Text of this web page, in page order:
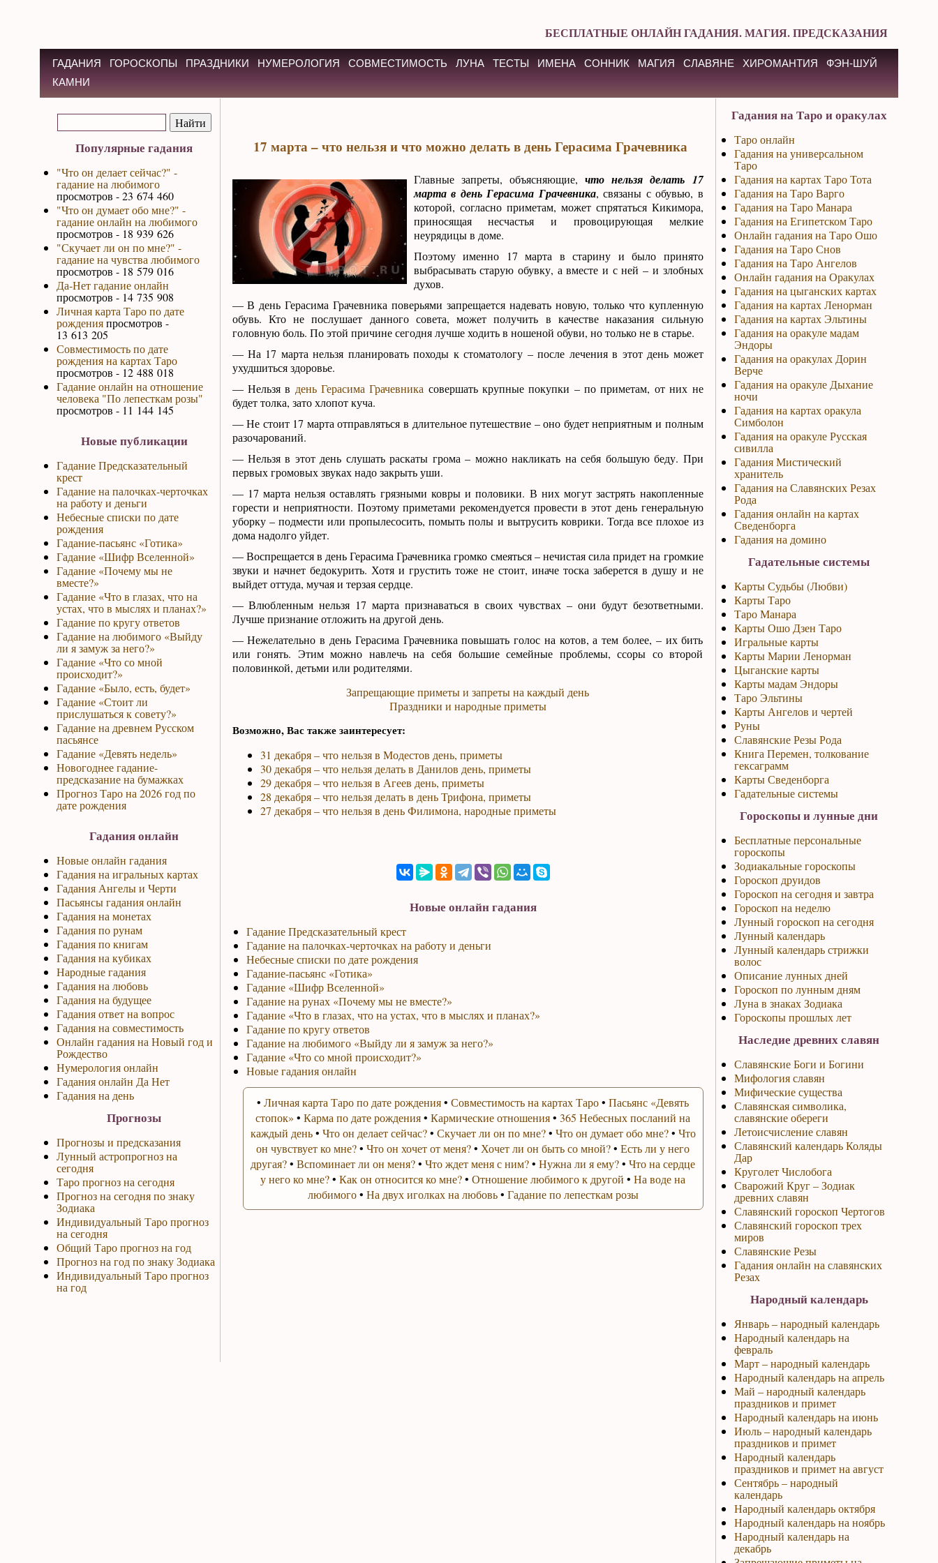
БЕСПЛАТНЫЕ ОНЛАЙН ГАДАНИЯ. МАГИЯ. ПРЕДСКАЗАНИЯ
ГАДАНИЯ ГОРОСКОПЫ ПРАЗДНИКИ НУМЕРОЛОГИЯ СОВМЕСТИМОСТЬ ЛУНА ТЕСТЫ ИМЕНА СОННИК МАГИЯ СЛАВЯНЕ ХИРОМАНТИЯ
ФЭН-ШУЙ
КАМНИ
Популярные гадания
"Что он делает сейчас?" -
гадание на любимого
просмотров - 23 674 460
"Что он думает обо мне?" -
гадание онлайн на любимого
просмотров - 18 939 626
"Скучает ли он по мне?" -
гадание на чувства любимого
просмотров - 18 579 016
Да-Нет гадание онлайн
просмотров - 14 735 908
Личная карта Таро по дате
рожденияпросмотров -
13 613 205
Совместимость по дате
рождения на картах Таро
просмотров - 12 488 018
Гадание онлайн на отношение
человека "По лепесткам розы"
просмотров - 11 144 145
Новые публикации
Гадание Предсказательный
крест
Гадание на палочках-черточках
на работу и деньги
Небесные списки по дате
рождения
Гадание-пасьянс «Готика»
Гадание «Шифр Вселенной»
Гадание «Почему мы не
вместе?»
Гадание «Что в глазах, что на
устах, что в мыслях и планах?»
Гадание по кругу ответов
Гадание на любимого «Выйду
ли я замуж за него?»
Гадание «Что со мной
происходит?»
Гадание «Было, есть, будет»
Гадание «Стоит ли
прислушаться к совету?»
Гадание на древнем Русском
пасьянсе
Гадание «Девять недель»
Новогоднее гадание-
предсказание на бумажках
Прогноз Таро на 2026 год по
дате рождения
Гадания онлайн
Новые онлайн гадания
Гадания на игральных картах
Гадания Ангелы и Черти
Пасьянсы гадания онлайн
Гадания на монетах
Гадания по рунам
Гадания по книгам
Гадания на кубиках
Народные гадания
Гадания на любовь
Гадания на будущее
Гадания ответ на вопрос
Гадания на совместимость
Онлайн гадания на Новый год и
Рождество
Нумерология онлайн
Гадания онлайн Да Нет
Гадания на день
Прогнозы
Прогнозы и предсказания
Лунный астропрогноз на
сегодня
Таро прогноз на сегодня
Прогноз на сегодня по знаку
Зодиака
Индивидуальный Таро прогноз
на сегодня
Общий Таро прогноз на год
Прогноз на год по знаку Зодиака
Индивидуальный Таро прогноз
на год
17 марта – что нельзя и что можно делать в день Герасима Грачевника
Главные запреты, объясняющие, что нельзя делать 17
марта в день Герасима Грачевника, связаны с обувью, в
которой, согласно приметам, может спрятаться Кикимора,
приносящая несчастья и провоцирующая мелкие
неурядицы в доме.
Поэтому именно 17 марта в старину и было принято
выбрасывать старую обувку, а вместе и с ней – и злобных
духов.
— В день Герасима Грачевника поверьями запрещается надевать новую, только что купленную
обувь. Кто не послушает данного совета, может получить в качестве наказания сильную
головную боль. По этой причине сегодня лучше ходить в ношеной обуви, но только не в старье.
— На 17 марта нельзя планировать походы к стоматологу – после лечения в этот день может
ухудшиться здоровье.
— Нельзя в день Герасима Грачевника совершать крупные покупки – по приметам, от них не
будет толка, зато хлопот куча.
— Не стоит 17 марта отправляться в длительное путешествие – оно будет неприятным и полным
разочарований.
— Нельзя в этот день слушать раскаты грома – можно накликать на себя большую беду. При
первых громовых звуках надо закрыть уши.
— 17 марта нельзя оставлять грязными ковры и половики. В них могут застрять накопленные
горести и неприятности. Поэтому приметами рекомендуется провести в этот день генеральную
уборку – подмести или пропылесосить, помыть полы и вытрусить коврики. Тогда все плохое из
дома надолго уйдет.
— Воспрещается в день Герасима Грачевника громко смеяться – нечистая сила придет на громкие
звуки и начнет бедокурить. Хотя и грустить тоже не стоит, иначе тоска заберется в душу и не
выйдет оттуда, мучая и терзая сердце.
— Влюбленным нельзя 17 марта признаваться в своих чувствах – они будут безответными.
Лучше признание отложить на другой день.
— Нежелательно в день Герасима Грачевника повышать голос на котов, а тем более, – их бить
или гонять. Этим можно навлечь на себя большие семейные проблемы, ссоры со второй
половинкой, детьми или родителями.
Запрещающие приметы и запреты на каждый день
Праздники и народные приметы
Возможно, Вас также заинтересует:
31 декабря – что нельзя в Модестов день, приметы
30 декабря – что нельзя делать в Данилов день, приметы
29 декабря – что нельзя в Агеев день, приметы
28 декабря – что нельзя делать в день Трифона, приметы
27 декабря – что нельзя в день Филимона, народные приметы
Новые онлайн гадания
Гадание Предсказательный крест
Гадание на палочках-черточках на работу и деньги
Небесные списки по дате рождения
Гадание-пасьянс «Готика»
Гадание «Шифр Вселенной»
Гадание на рунах «Почему мы не вместе?»
Гадание «Что в глазах, что на устах, что в мыслях и планах?»
Гадание по кругу ответов
Гадание на любимого «Выйду ли я замуж за него?»
Гадание «Что со мной происходит?»
Новые гадания онлайн
• Личная карта Таро по дате рождения• Совместимость на картах Таро• Пасьянс «Девять
стопок» • Карма по дате рождения• Кармические отношения• 365 Небесных посланий на
каждый день• Что он делает сейчас?• Скучает ли он по мне?• Что он думает обо мне?• Что
он чувствует ко мне?• Что он хочет от меня?• Хочет ли он быть со мной?• Есть ли у него
другая?• Вспоминает ли он меня?• Что ждет меня с ним?• Нужна ли я ему?• Что на сердце
у него ко мне?• Как он относится ко мне?• Отношение любимого к другой • На воде на
любимого• На двух иголках на любовь• Гадание по лепесткам розы
Гадания на Таро и оракулах
Таро онлайн
Гадания на универсальном
Таро
Гадания на картах Таро Тота
Гадания на Таро Варго
Гадания на Таро Манара
Гадания на Египетском Таро
Онлайн гадания на Таро Ошо
Гадания на Таро Снов
Гадания на Таро Ангелов
Онлайн гадания на Оракулах
Гадания на цыганских картах
Гадания на картах Ленорман
Гадания на картах Эльтины
Гадания на оракуле мадам
Эндоры
Гадания на оракулах Дорин
Верче
Гадания на оракуле Дыхание
ночи
Гадания на картах оракула
Симболон
Гадания на оракуле Русская
сивилла
Гадания Мистический
хранитель
Гадания на Славянских Резах
Рода
Гадания онлайн на картах
Сведенборга
Гадания на домино
Гадательные системы
Карты Судьбы (Любви)
Карты Таро
Таро Манара
Карты Ошо Дзен Таро
Игральные карты
Карты Марии Ленорман
Цыганские карты
Карты мадам Эндоры
Таро Эльтины
Карты Ангелов и чертей
Руны
Славянские Резы Рода
Книга Перемен, толкование
гексаграмм
Карты Сведенборга
Гадательные системы
Гороскопы и лунные дни
Бесплатные персональные
гороскопы
Зодиакальные гороскопы
Гороскоп друидов
Гороскоп на сегодня и завтра
Гороскоп на неделю
Лунный гороскоп на сегодня
Лунный календарь
Лунный календарь стрижки
волос
Описание лунных дней
Гороскоп по лунным дням
Луна в знаках Зодиака
Гороскопы прошлых лет
Наследие древних славян
Славянские Боги и Богини
Мифология славян
Мифические существа
Славянская символика,
славянские обереги
Летоисчисление славян
Славянский календарь Коляды
Дар
Круголет Числобога
Сварожий Круг – Зодиак
древних славян
Славянский гороскоп Чертогов
Славянский гороскоп трех
миров
Славянские Резы
Гадания онлайн на славянских
Резах
Народный календарь
Январь – народный календарь
Народный календарь на
февраль
Март – народный календарь
Народный календарь на апрель
Май – народный календарь
праздников и примет
Народный календарь на июнь
Июль – народный календарь
праздников и примет
Народный календарь
праздников и примет на август
Сентябрь – народный
календарь
Народный календарь октября
Народный календарь на ноябрь
Народный календарь на
декабрь